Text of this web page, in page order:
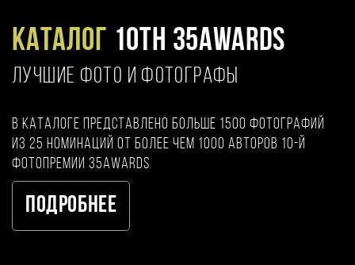
Каталог 10TH 35AWARDS
ЛУЧШИЕ ФОТО И ФОТОГРАФЫ
В каталоге представлено больше 1500 фотографий
из 25 номинаций от более чем 1000 авторов 10-й
фотопремии 35AWARDS
Подробнее